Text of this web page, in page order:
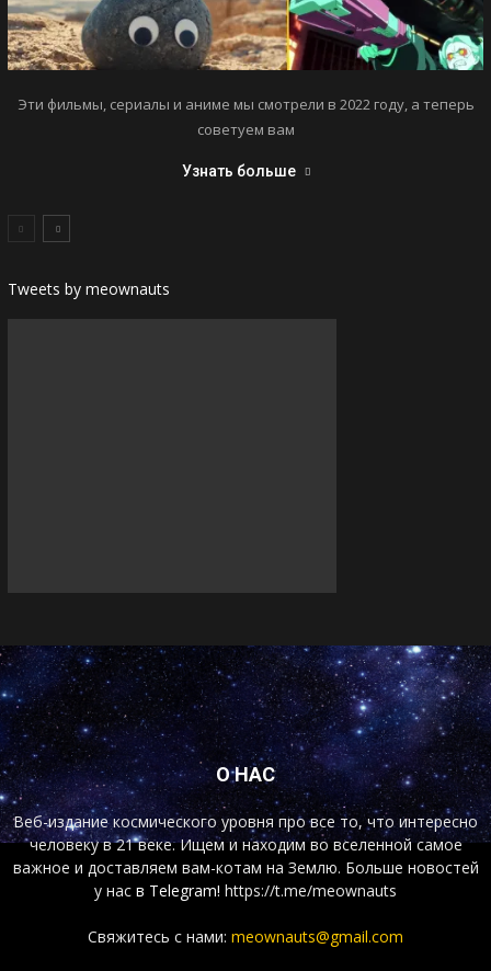
Эти фильмы, сериалы и аниме мы смотрели в 2022 году, а теперь
советуем вам
Узнать больше
Tweets by meownauts
О НАС
Веб-издание космического уровня про все то, что интересно
человеку в 21 веке. Ищем и находим во вселенной самое
важное и доставляем вам-котам на Землю. Больше новостей
у нас в Telegram! https://t.me/meownauts
Свяжитесь с нами: meownauts@gmail.com